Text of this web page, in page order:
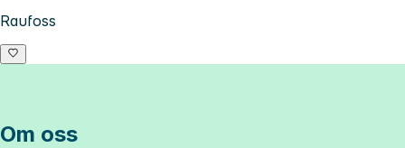
Raufoss
Om oss